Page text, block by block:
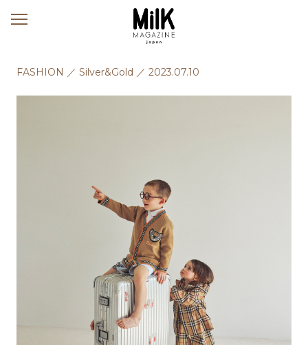
メ
FASHION ／ Silver&Gold ／ 2023.07.10